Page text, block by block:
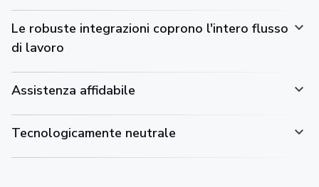
Le robuste integrazioni coprono l'intero flusso
di lavoro
Assistenza affidabile
Tecnologicamente neutrale